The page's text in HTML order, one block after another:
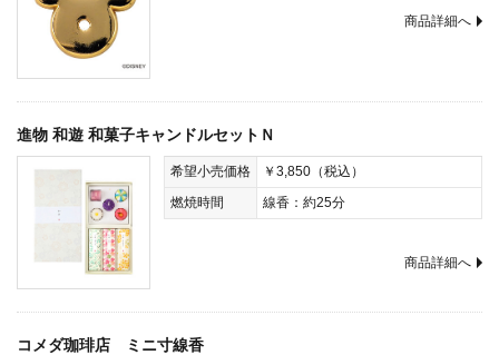
商品詳細へ
進物 和遊 和菓子キャンドルセットＮ
希望小売価格
￥3,850（税込）
燃焼時間
線香：約25分
商品詳細へ
コメダ珈琲店 ミニ寸線香